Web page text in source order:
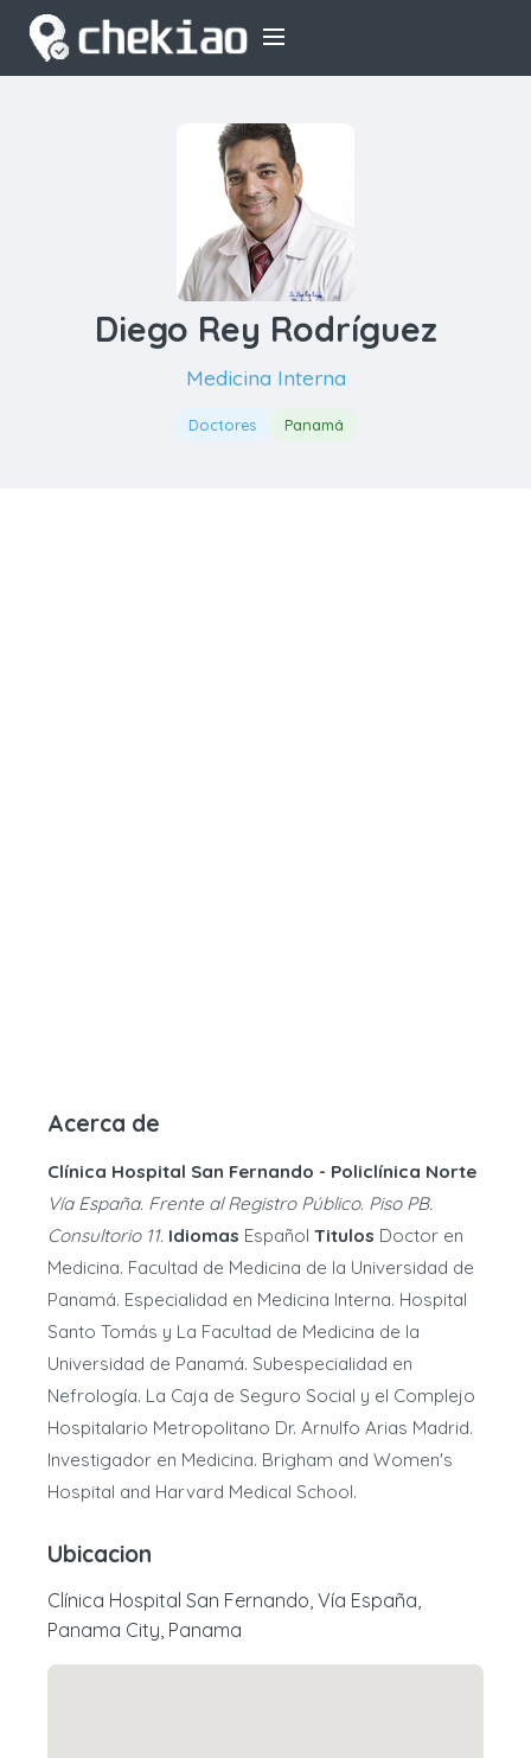
Diego Rey Rodríguez
Medicina Interna
Doctores Panamá
Acerca de
Clínica Hospital San Fernando - Policlínica Norte
Vía España. Frente al Registro Público. Piso PB.
Consultorio 11. Idiomas Español Titulos Doctor en
Medicina. Facultad de Medicina de la Universidad de
Panamá. Especialidad en Medicina Interna. Hospital
Santo Tomás y La Facultad de Medicina de la
Universidad de Panamá. Subespecialidad en
Nefrología. La Caja de Seguro Social y el Complejo
Hospitalario Metropolitano Dr. Arnulfo Arias Madrid.
Investigador en Medicina. Brigham and Women's
Hospital and Harvard Medical School.
Ubicacion
Clínica Hospital San Fernando, Vía España,
Panama City, Panama